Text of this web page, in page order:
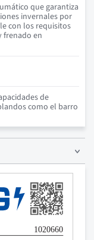
que garantiza
invernales por
con los requisitos
frenado en
de
como el barro